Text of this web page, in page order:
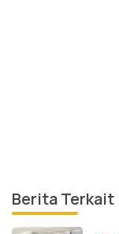
Berita Terkait